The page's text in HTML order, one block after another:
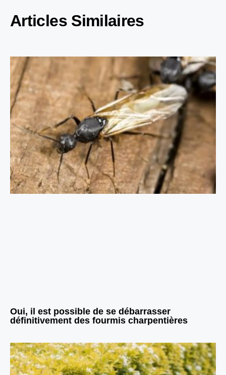
Articles Similaires
Oui, il est possible de se débarrasser
définitivement des fourmis charpentières